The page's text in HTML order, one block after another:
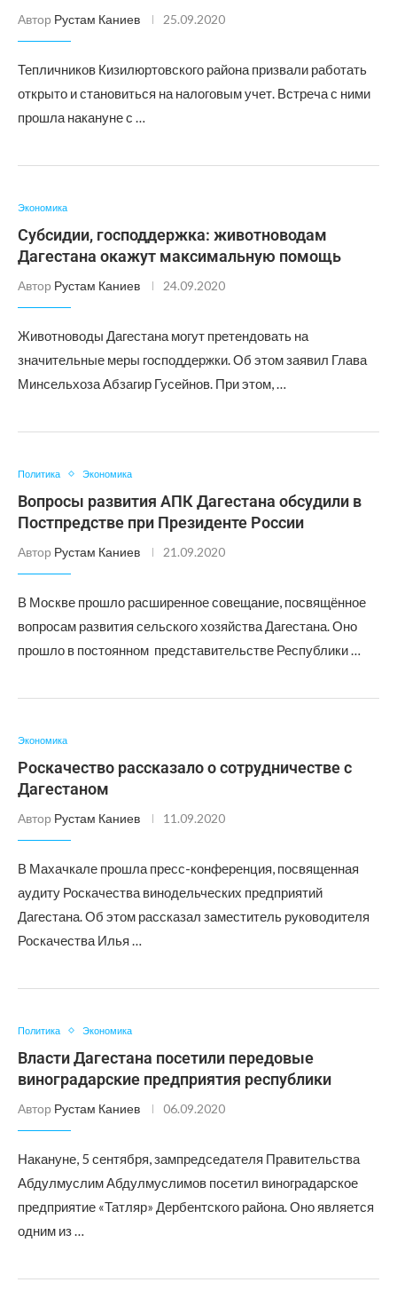
Автор Рустам Каниев 25.09.2020
Тепличников Кизилюртовского района призвали работать
открыто и становиться на налоговым учет. Встреча с ними
прошла накануне с …
Экономика
Субсидии, господдержка: животноводам
Дагестана окажут максимальную помощь
Автор Рустам Каниев 24.09.2020
Животноводы Дагестана могут претендовать на
значительные меры господдержки. Об этом заявил Глава
Минсельхоза Абзагир Гусейнов. При этом, …
Политика Экономика
Вопросы развития АПК Дагестана обсудили в
Постпредстве при Президенте России
Автор Рустам Каниев 21.09.2020
В Москве прошло расширенное совещание, посвящённое
вопросам развития сельского хозяйства Дагестана. Оно
прошло в постоянном представительстве Республики …
Экономика
Роскачество рассказало о сотрудничестве с
Дагестаном
Автор Рустам Каниев 11.09.2020
В Махачкале прошла пресс-конференция, посвященная
аудиту Роскачества винодельческих предприятий
Дагестана. Об этом рассказал заместитель руководителя
Роскачества Илья …
Политика Экономика
Власти Дагестана посетили передовые
виноградарские предприятия республики
Автор Рустам Каниев 06.09.2020
Накануне, 5 сентября, зампредседателя Правительства
Абдулмуслим Абдулмуслимов посетил виноградарское
предприятие «Татляр» Дербентского района. Оно является
одним из …